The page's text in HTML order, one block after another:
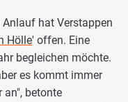
hat Verstappen
Hölle' offen. Eine
begleichen möchte.
es kommt immer
an", betonte